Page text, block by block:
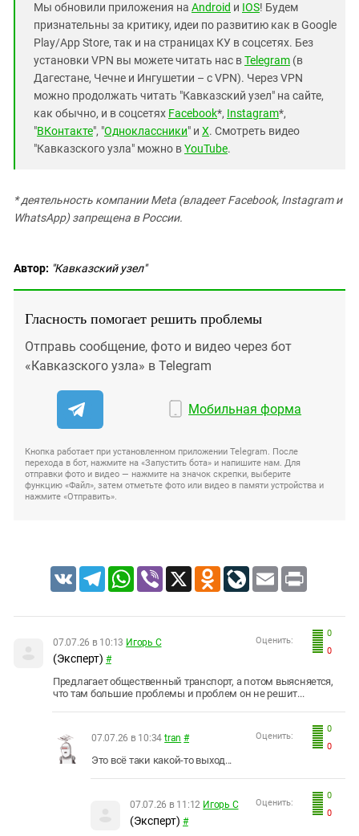
Мы обновили приложения на Android и IOS! Будем
признательны за критику, идеи по развитию как в Google
Play/App Store, так и на страницах КУ в соцсетях. Без
установки VPN вы можете читать нас вTelegram (в
Дагестане, Чечне и Ингушетии – с VPN). Через VPN
можно продолжать читать "Кавказский узел" на сайте,
как обычно, и в соцсетях Facebook*, Instagram*,
"ВКонтакте", "Одноклассники" и X. Смотреть видео
"Кавказского узла" можно вYouTube.
* деятельность компании Meta (владеет Facebook, Instagram и
WhatsApp) запрещена в России.
Автор: "Кавказский узел"
Гласность помогает решить проблемы
Отправь сообщение, фото и видео через бот
«Кавказского узла» в Telegram
Мобильная форма
Кнопка работает при установленном приложении Telegram. После
перехода в бот, нажмите на «Запустить бота» и напишите нам. Для
отправки фото и видео — нажмите на значок скрепки, выберите
функцию «Файл», затем отметьте фото или видео в памяти устройства и
нажмите «Отправить».
VK TelegramWhatsApp
Viber X Odnoklassniki
LiveJournal
Email Print
0
0
Оценить:
07.07.26 в 10:13 Игорь С
(Эксперт) #
Предлагает общественный транспорт, а потом выясняется,
что там большие проблемы и проблем он не решит...
0
0
Оценить:
07.07.26 в 10:34 tran #
Это всё таки какой-то выход...
0
0
Оценить:
07.07.26 в 11:12 Игорь С
(Эксперт) #